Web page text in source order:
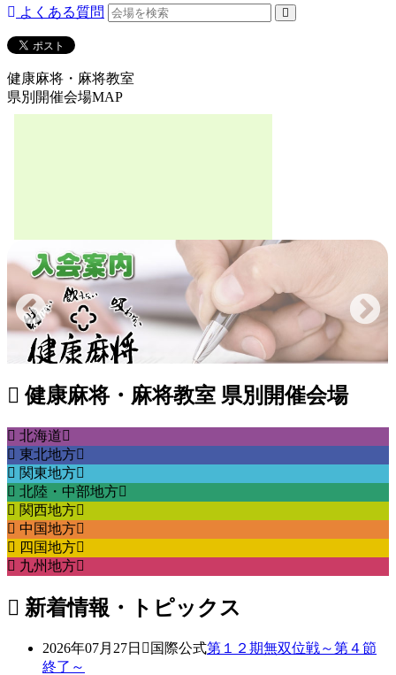
よくある質問
健康麻将・麻将教室
県別開催会場MAP
健康麻将・麻将教室 県別開催会場
北海道
東北地方
関東地方
北陸・中部地方
関西地方
中国地方
四国地方
九州地方
新着情報・トピックス
2026年07月27日 国際公式第１２期無双位戦～第４節
終了～